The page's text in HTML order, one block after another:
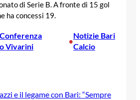
di Serie B. A fronte di 15 gol
ha concessi 19.
Conferenza
Vivarini
•
Notizie Bari
Calcio
e il legame con Bari: “Sempre